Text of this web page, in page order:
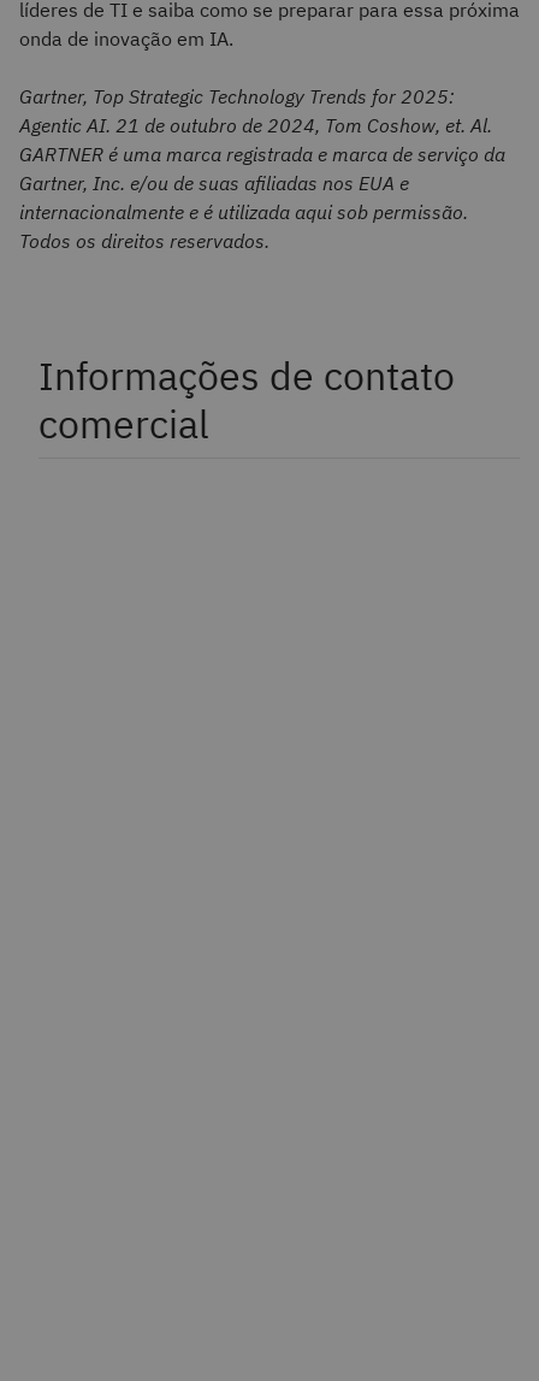
líderes de TI e saiba como se preparar para essa próxima
onda de inovação em IA.
Gartner, Top Strategic Technology Trends for 2025:
Agentic AI. 21 de outubro de 2024, Tom Coshow, et. Al.
GARTNER é uma marca registrada e marca de serviço da
Gartner, Inc. e/ou de suas afiliadas nos EUA e
internacionalmente e é utilizada aqui sob permissão.
Todos os direitos reservados.
Informações de contato
comercial